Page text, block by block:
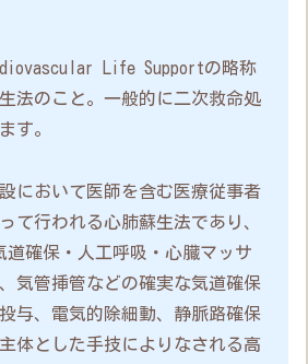
Life Supportの略称
法のこと。一般的に二次救命処
す。
において医師を含む医療従事者
て行われる心肺蘇生法であり、
道確保・人工呼吸・心臓マッサ
気管挿管などの確実な気道確保
与、電気的除細動、静脈路確保
体とした手技によりなされる高